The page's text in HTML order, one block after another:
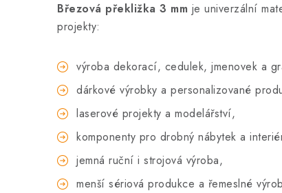
Březová překližka 3 mm je univerzální
projekty:
výroba dekorací, cedulek, jmenovek a
dárkové výrobky a personalizované
laserové projekty a modelářství,
komponenty pro drobný nábytek a
jemná ruční i strojová výroba,
menší sériová produkce a řemeslné